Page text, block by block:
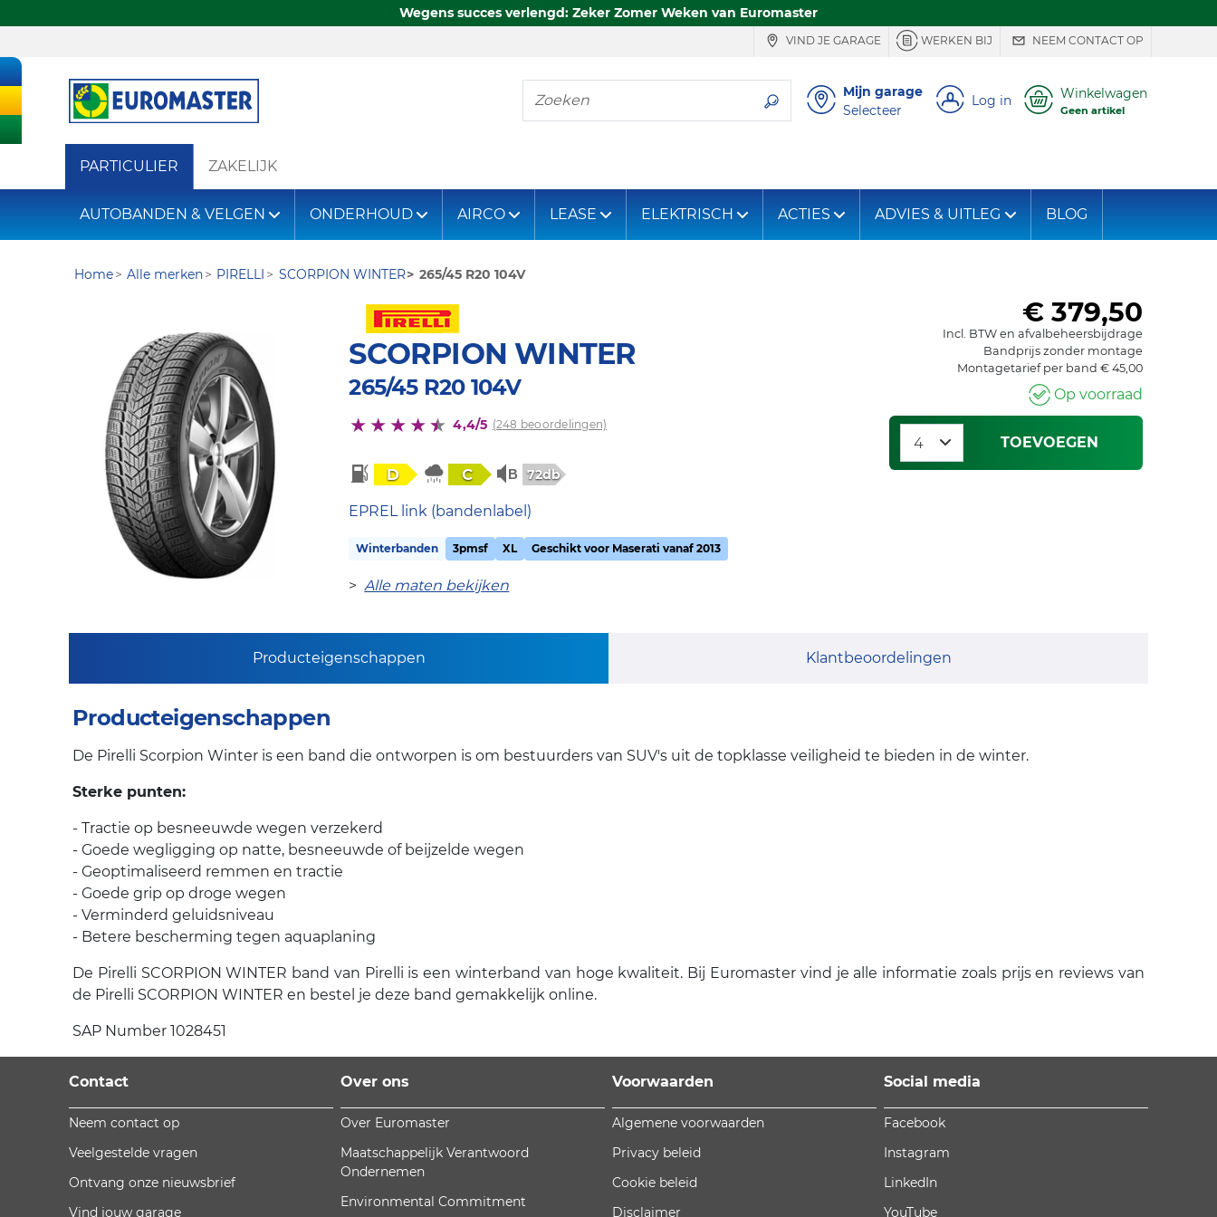
Wegens succes verlengd: Zeker Zomer Weken van Euromaster
VIND JE GARAGE WERKEN BIJ NEEM CONTACT OP
Zoeken
Mijn garage
Selecteer
Log in Winkelwagen
Geen artikel
PARTICULIER ZAKELIJK
AUTOBANDEN & VELGEN ONDERHOUD AIRCO LEASE ELEKTRISCH ACTIES ADVIES & UITLEG BLOG
Home Alle merken PIRELLI SCORPION WINTER 265/45 R20 104V
SCORPION WINTER
265/45 R20 104V
4,4/5 (248 beoordelingen)
D C 72db
EPREL link (bandenlabel)
Winterbanden 3pmsf XL Geschikt voor Maserati vanaf 2013
>Alle maten bekijken
€ 379,50
Incl. BTW en afvalbeheersbijdrage
Bandprijs zonder montage
Montagetarief per band € 45,00
Op voorraad
TOEVOEGEN
Producteigenschappen Klantbeoordelingen
Producteigenschappen
De Pirelli Scorpion Winter is een band die ontworpen is om bestuurders van SUV's uit de topklasse veiligheid te bieden in de winter.
Sterke punten:
- Tractie op besneeuwde wegen verzekerd
- Goede wegligging op natte, besneeuwde of beijzelde wegen
- Geoptimaliseerd remmen en tractie
- Goede grip op droge wegen
- Verminderd geluidsniveau
- Betere bescherming tegen aquaplaning
De Pirelli SCORPION WINTER band van Pirelli is een winterband van hoge kwaliteit. Bij Euromaster vind je alle informatie zoals prijs en reviews van
de Pirelli SCORPION WINTER en bestel je deze band gemakkelijk online.
SAP Number 1028451
Contact
Neem contact op
Veelgestelde vragen
Ontvang onze nieuwsbrief
Vind jouw garage
Over ons
Over Euromaster
Maatschappelijk Verantwoord
Ondernemen
Environmental Commitment
Voorwaarden
Algemene voorwaarden
Privacy beleid
Cookie beleid
Disclaimer
Social media
Facebook
Instagram
LinkedIn
YouTube